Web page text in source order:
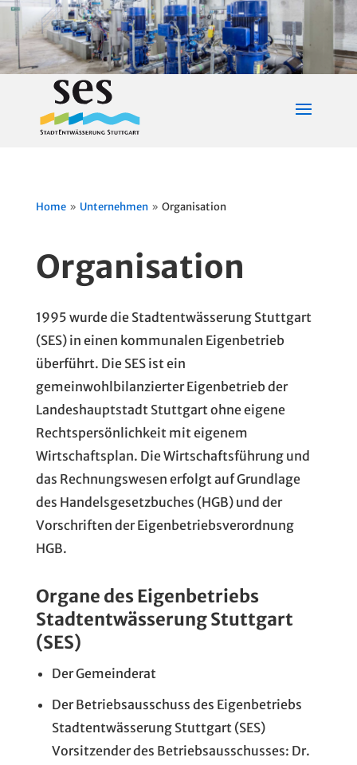
Home 9 Unternehmen 9 Organisation
Organisation
1995 wurde die Stadtentwässerung Stuttgart
(SES) in einen kommunalen Eigenbetrieb
überführt. Die SES ist ein
gemeinwohlbilanzierter Eigenbetrieb der
Landeshauptstadt Stuttgart ohne eigene
Rechtspersönlichkeit mit eigenem
Wirtschaftsplan. Die Wirtschaftsführung und
das Rechnungswesen erfolgt auf Grundlage
des Handelsgesetzbuches (HGB) und der
Vorschriften der Eigenbetriebsverordnung
HGB.
Organe des Eigenbetriebs
Stadtentwässerung Stuttgart
(SES)
Der Gemeinderat
Der Betriebsausschuss des Eigenbetriebs
Stadtentwässerung Stuttgart (SES)
Vorsitzender des Betriebsausschusses: Dr.